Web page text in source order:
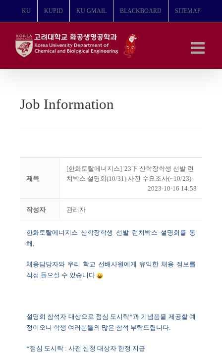
뛰
KU KUPID KU GMAIL BLACKBOARD SITEMAP
Job Information
제목
[한화토탈에너지스] '23下 산학장학생 선발 런
치박스 설명회(10/31) 사전 수요조사(~10/23)
2023-10-16 14:58
작성자 관리자
한화토탈에너지스 산학장학생 선발 런치박스 설명회를 통
해,
채용담당자와 우리 학교 선배사원에게 유익한 채용 정보를
직접 들으실 수 있습니다
설명회 참석자 대상으로 점심 도시락*과 기념품을 제공할 예
정이오니 학생 여러분들의 많은 참석 부탁드립니다.
*점심 도시락 : 사전 신청 대상자 한정 지급